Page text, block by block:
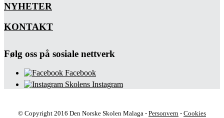
NYHETER
KONTAKT
Følg oss på sosiale nettverk
Facebook
Skolens Instagram
© Copyright 2016 Den Norske Skolen Malaga - Personvern - Cookies